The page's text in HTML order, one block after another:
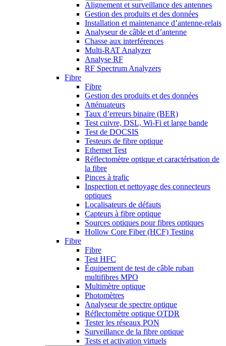
Alignement et surveillance des antennes
Gestion des produits et des données
Installation et maintenance d’antenne-relais
Analyseur de câble et d’antenne
Chasse aux interférences
Multi-RAT Analyzer
Analyse RF
RF Spectrum Analyzers
Fibre
Fibre
Gestion des produits et des données
Atténuateurs
Taux d’erreurs binaire (BER)
Test cuivre, DSL, Wi-Fi et large bande
Test de DOCSIS
Testeurs de fibre optique
Ethernet Test
Réflectomètre optique et caractérisation de
la fibre
Pinces à trafic
Inspection et nettoyage des connecteurs
optiques
Localisateurs de défauts
Capteurs à fibre optique
Sources optiques pour fibres optiques
Hollow Core Fiber (HCF) Testing
Fibre
Fibre
Test HFC
Équipement de test de câble ruban
multifibres MPO
Multimètre optique
Photomètres
Analyseur de spectre optique
Réflectomètre optique OTDR
Tester les réseaux PON
Surveillance de la fibre optique
Tests et activation virtuels